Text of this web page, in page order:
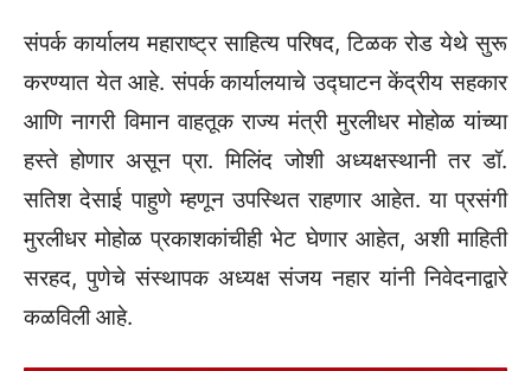
संपर्क कार्यालय महाराष्ट्र साहित्य परिषद, टिळक रोड येथे सुरू
करण्यात येत आहे. संपर्क कार्यालयाचे उद्घाटन केंद्रीय सहकार
आणि नागरी विमान वाहतूक राज्य मंत्री मुरलीधर मोहोळ यांच्या
हस्ते होणार असून प्रा. मिलिंद जोशी अध्यक्षस्थानी तर डॉ.
सतिश देसाई पाहुणे म्हणून उपस्थित राहणार आहेत. या प्रसंगी
मुरलीधर मोहोळ प्रकाशकांचीही भेट घेणार आहेत, अशी माहिती
सरहद, पुणेचे संस्थापक अध्यक्ष संजय नहार यांनी निवेदनाद्वारे
कळविली आहे.